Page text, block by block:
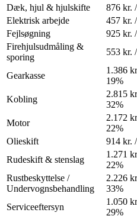
Dæk, hjul & hjulskifte 876 kr.
Elektrisk arbejde 457 kr.
Fejlsøgning 925 kr.
Firehjulsudmåling &
sporing
553 kr.
Gearkasse
1.386
19%
Kobling
2.815
32%
Motor
2.172
22%
Olieskift 914 kr.
Rudeskift & stenslag
1.271
22%
Rustbeskyttelse /
Undervognsbehandling
2.226
33%
Serviceeftersyn
1.050
29%